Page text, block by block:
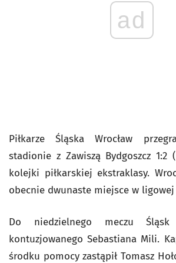
ad
Piłkarze Śląska Wrocław
stadionie z Zawiszą Bydgoszcz 1:2
kolejki piłkarskiej ekstraklasy.
obecnie dwunaste miejsce w
Do niedzielnego meczu Śląsk
kontuzjowanego Sebastiana Mili.
środku pomocy zastąpił Tomasz